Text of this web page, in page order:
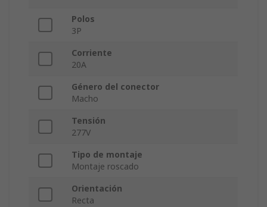
Polos
3P
Corriente
20A
Género del conector
Macho
Tensión
277V
Tipo de montaje
Montaje roscado
Orientación
Recta